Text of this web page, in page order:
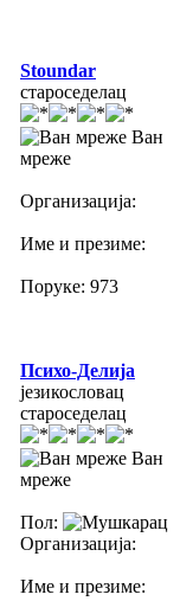
Stoundar
староседелац
Ван
мреже
Организација:
Име и презиме:
Поруке: 973
Психо-Делија
језикословац
староседелац
Ван
мреже
Пол:
Организација:
Име и презиме: